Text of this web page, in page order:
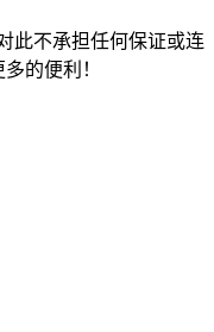
此不承担任何保证或连
的便利！